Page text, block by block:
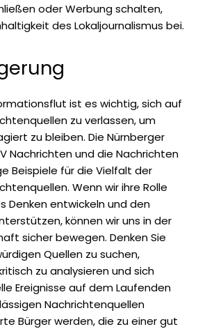
oder Werbung schalten,
des Lokaljournalismus bei.
ist es wichtig, sich auf
zu verlassen, um
zu bleiben. Die Nürnberger
Nachrichten und die Nachrichten
Beispiele für die Vielfalt der
Wenn wir ihre Rolle
Denken entwickeln und den
können wir uns in der
sicher bewegen. Denken Sie
Quellen zu suchen,
zu analysieren und sich
Ereignisse auf dem Laufenden
Nachrichtenquellen
Bürger werden, die zu einer gut